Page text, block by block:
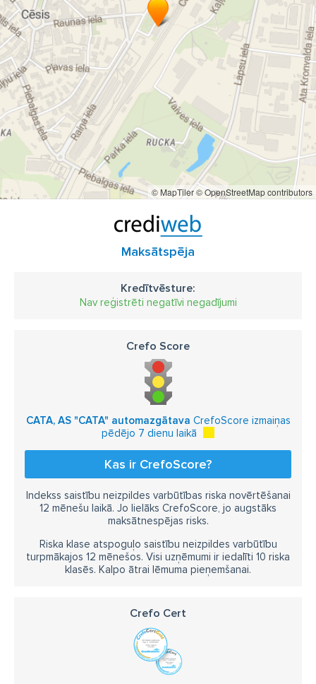
© MapTiler© OpenStreetMap contributors
Maksātspēja
Kredītvēsture:
Nav reģistrēti negatīvi negadījumi
Crefo Score
CATA, AS "CATA" automazgātava CrefoScore izmaiņas
pēdējo 7 dienu laikā
Kas ir CrefoScore?
Indekss saistību neizpildes varbūtības riska novērtēšanai
12 mēnešu laikā. Jo lielāks CrefoScore, jo augstāks
maksātnespējas risks.
Riska klase atspoguļo saistību neizpildes varbūtību
turpmākajos 12 mēnešos. Visi uzņēmumi ir iedalīti 10 riska
klasēs. Kalpo ātrai lēmuma pieņemšanai.
Crefo Cert